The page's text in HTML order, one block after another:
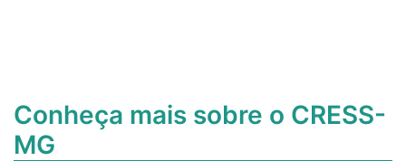
Conheça mais sobre o CRESS-
MG